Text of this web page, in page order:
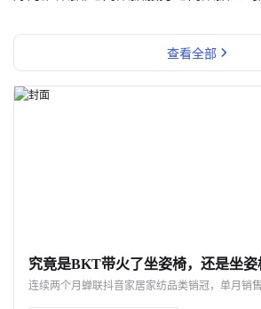
查看全部
究竟是BKT带火了坐姿椅，还是坐姿